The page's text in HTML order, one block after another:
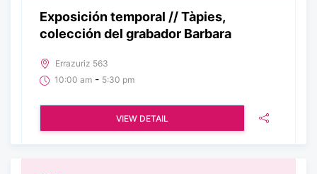
Exposición temporal // Tàpies,
colección del grabador Barbara
Errazuriz 563
10:00 am - 5:30 pm
VIEW DETAIL